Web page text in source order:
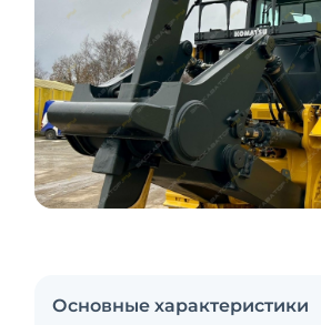
Основные характеристики